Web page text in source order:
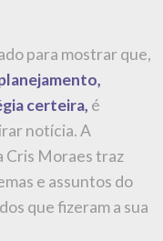
para mostrar que,
certeira, é
notícia. A
Cris Moraes traz
e assuntos do
que fizeram a sua